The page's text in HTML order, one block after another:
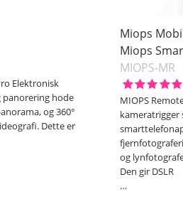
Elektronisk
panorering hode
og 360°
Dette er
Miops
Miops
MIOPS-MR
MIOPS
kameratrigger
og
Den gir DSLR
…